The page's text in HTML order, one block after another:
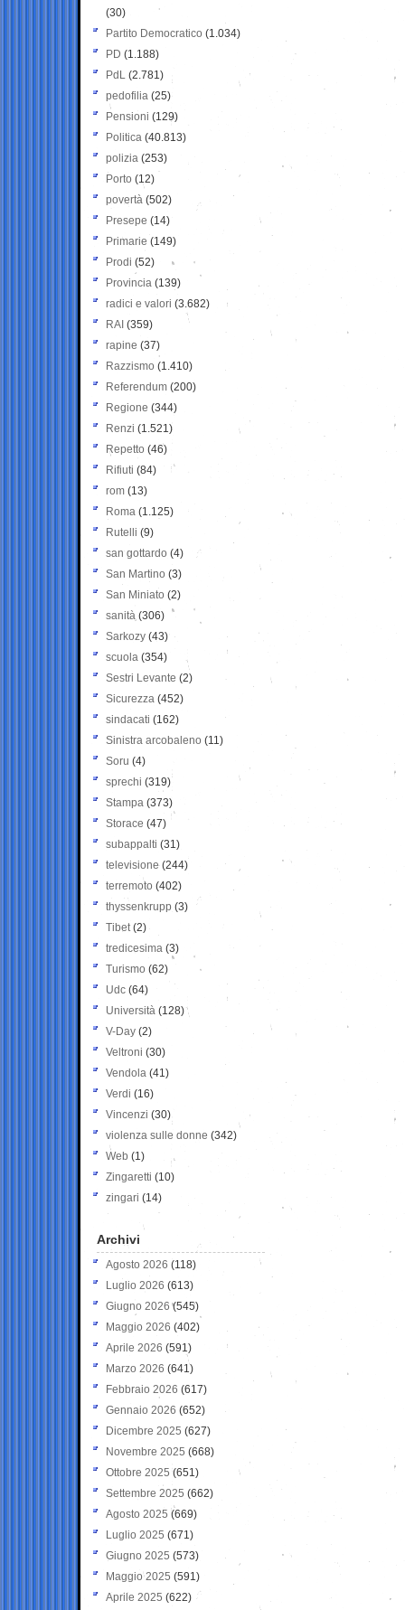
(30)
Partito Democratico (1.034)
PD (1.188)
PdL (2.781)
pedofilia (25)
Pensioni (129)
Politica (40.813)
polizia (253)
Porto (12)
povertà (502)
Presepe (14)
Primarie (149)
Prodi (52)
Provincia (139)
radici e valori (3.682)
RAI (359)
rapine (37)
Razzismo (1.410)
Referendum (200)
Regione (344)
Renzi (1.521)
Repetto (46)
Rifiuti (84)
rom (13)
Roma (1.125)
Rutelli (9)
san gottardo (4)
San Martino (3)
San Miniato (2)
sanità (306)
Sarkozy (43)
scuola (354)
Sestri Levante (2)
Sicurezza (452)
sindacati (162)
Sinistra arcobaleno (11)
Soru (4)
sprechi (319)
Stampa (373)
Storace (47)
subappalti (31)
televisione(244)
terremoto (402)
thyssenkrupp (3)
Tibet(2)
tredicesima (3)
Turismo (62)
Udc (64)
Università (128)
V-Day (2)
Veltroni (30)
Vendola (41)
Verdi (16)
Vincenzi (30)
violenza sulle donne (342)
Web (1)
Zingaretti (10)
zingari (14)
Archivi
Agosto 2026 (118)
Luglio 2026 (613)
Giugno 2026 (545)
Maggio 2026 (402)
Aprile 2026 (591)
Marzo 2026 (641)
Febbraio 2026 (617)
Gennaio 2026 (652)
Dicembre 2025 (627)
Novembre 2025 (668)
Ottobre 2025 (651)
Settembre 2025 (662)
Agosto 2025 (669)
Luglio 2025 (671)
Giugno 2025 (573)
Maggio 2025 (591)
Aprile 2025 (622)